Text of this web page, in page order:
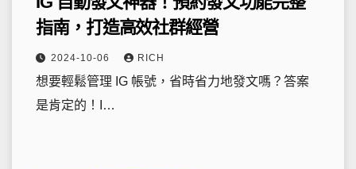
指南，打造高效社群經營
2024-10-06 RICH
想要輕鬆管理 IG 帳號，省時省力地發文嗎？答案
是肯定的！I…